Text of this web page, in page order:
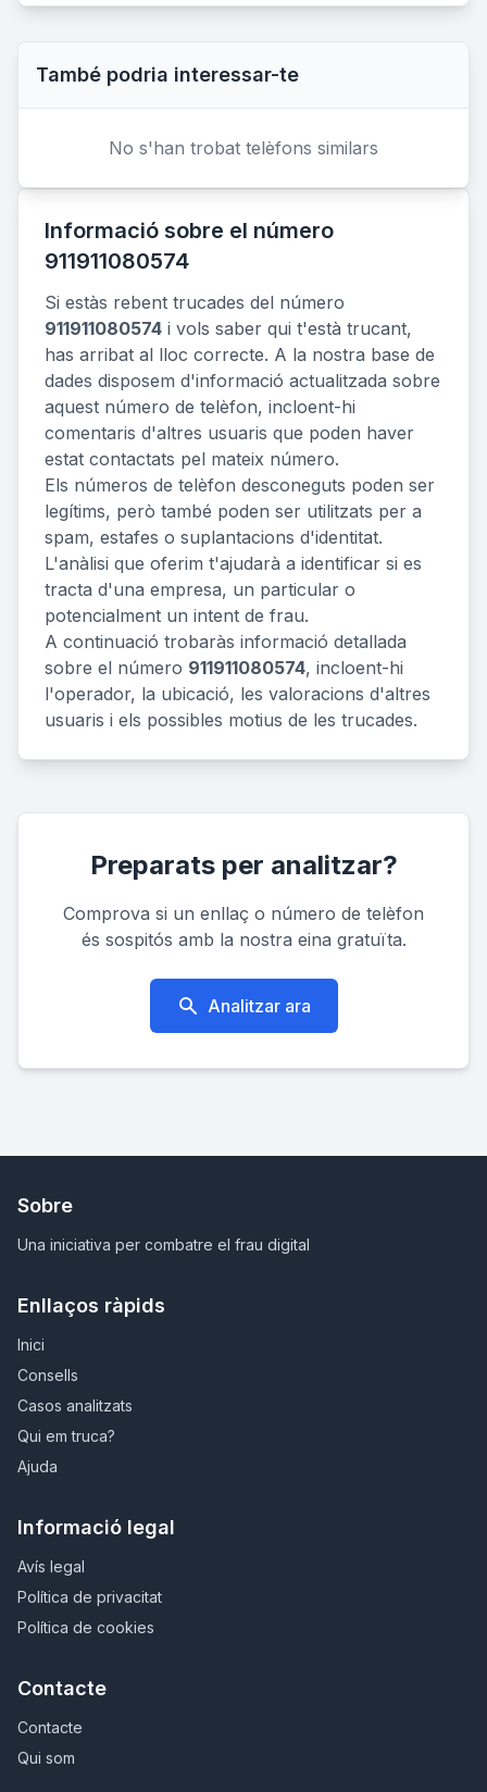
També podria interessar-te
No s'han trobat telèfons similars
Informació sobre el número
911911080574
Si estàs rebent trucades del número
911911080574 i vols saber qui t'està trucant,
has arribat al lloc correcte. A la nostra base de
dades disposem d'informació actualitzada sobre
aquest número de telèfon, incloent-hi
comentaris d'altres usuaris que poden haver
estat contactats pel mateix número.
Els números de telèfon desconeguts poden ser
legítims, però també poden ser utilitzats per a
spam, estafes o suplantacions d'identitat.
L'anàlisi que oferim t'ajudarà a identificar si es
tracta d'una empresa, un particular o
potencialment un intent de frau.
A continuació trobaràs informació detallada
sobre el número 911911080574, incloent-hi
l'operador, la ubicació, les valoracions d'altres
usuaris i els possibles motius de les trucades.
Preparats per analitzar?
Comprova si un enllaç o número de telèfon
és sospitós amb la nostra eina gratuïta.
Analitzar ara
Sobre
Una iniciativa per combatre el frau digital
Enllaços ràpids
Inici
Consells
Casos analitzats
Qui em truca?
Ajuda
Informació legal
Avís legal
Política de privacitat
Política de cookies
Contacte
Contacte
Qui som